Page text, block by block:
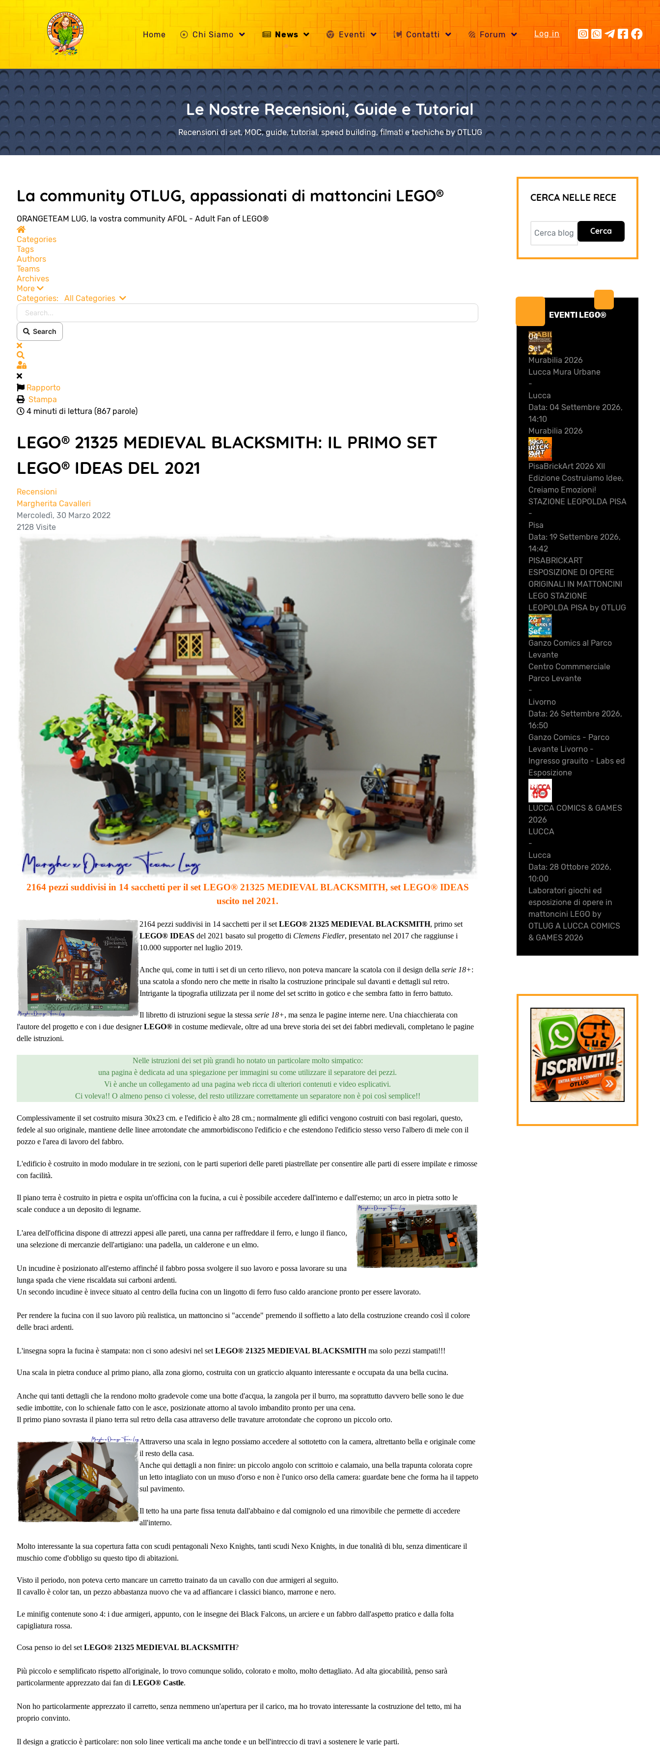
Home Chi Siamo News Eventi Contatti Forum Log in
Le Nostre Recensioni, Guide e Tutorial
Recensioni di set, MOC, guide, tutorial, speed building, filmati e techiche by OTLUG
La community OTLUG, appassionati di mattoncini LEGO®
ORANGETEAM LUG, la vostra community AFOL - Adult Fan of LEGO®
Home
Categories
Tags
Authors
Teams
Archives
More
Categories:
All Categories Search...
Search
x
Sign In
Rapporto
Stampa
4 minuti di lettura (867 parole)
LEGO® 21325 MEDIEVAL BLACKSMITH: IL PRIMO SET
LEGO® IDEAS DEL 2021
Recensioni
Margherita Cavalleri
Mercoledì, 30 Marzo 2022
2128 Visite
2164 pezzi suddivisi in 14 sacchetti per il set LEGO® 21325 MEDIEVAL BLACKSMITH, set LEGO® IDEAS
uscito nel 2021.
2164 pezzi suddivisi in 14 sacchetti per il set LEGO® 21325 MEDIEVAL BLACKSMITH, primo set
LEGO® IDEAS del 2021 basato sul progetto di Clemens Fiedler, presentato nel 2017 che raggiunse i
10.000 supporter nel luglio 2019.
Anche qui, come in tutti i set di un certo rilievo, non poteva mancare la scatola con il design della serie 18+:
una scatola a sfondo nero che mette in risalto la costruzione principale sul davanti e dettagli sul retro.
Intrigante la tipografia utilizzata per il nome del set scritto in gotico e che sembra fatto in ferro battuto.
Il libretto di istruzioni segue la stessa serie 18+, ma senza le pagine interne nere. Una chiacchierata con
l'autore del progetto e con i due designerLEGO® in costume medievale, oltre ad una breve storia dei set dei fabbri medievali, completano le pagine
delle istruzioni.
Nelle istruzioni dei set più grandi ho notato un particolare molto simpatico:
una pagina è dedicata ad una spiegazione per immagini su come utilizzare il separatore dei pezzi.
Vi è anche un collegamento ad una pagina web ricca di ulteriori contenuti e video esplicativi.
Ci voleva!! O almeno penso ci volesse, del resto utilizzare correttamente un separatore non è poi così semplice!!
Complessivamente il set costruito misura 30x23 cm. e l'edificio è alto 28 cm.; normalmente gli edifici vengono costruiti con basi regolari, questo,
fedele al suo originale, mantiene delle linee arrotondate che ammorbidiscono l'edificio e che estendono l'edificio stesso verso l'albero di mele con il
pozzo e l'area di lavoro del fabbro.
L'edificio è costruito in modo modulare in tre sezioni, con le parti superiori delle pareti piastrellate per consentire alle parti di essere impilate e rimosse
con facilità.
Il piano terra è costruito in pietra e ospita un'officina con la fucina, a cui è possibile accedere dall'interno e dall'esterno; un arco in pietra sotto le
scale conduce a un deposito di legname.
L'area dell'officina dispone di attrezzi appesi alle pareti, una canna per raffreddare il ferro, e lungo il fianco,
una selezione di mercanzie dell'artigiano: una padella, un calderone e un elmo.
Un incudine è posizionato all'esterno affinché il fabbro possa svolgere il suo lavoro e possa lavorare su una
lunga spada che viene riscaldata sui carboni ardenti.
Un secondo incudine è invece situato al centro della fucina con un lingotto di ferro fuso caldo arancione pronto per essere lavorato.
Per rendere la fucina con il suo lavoro più realistica, un mattoncino si "accende" premendo il soffietto a lato della costruzione creando così il colore
delle braci ardenti.
L'insegna sopra la fucina è stampata: non ci sono adesivi nel set LEGO® 21325 MEDIEVAL BLACKSMITHma solo pezzi stampati!!!
Una scala in pietra conduce al primo piano, alla zona giorno, costruita con un graticcio alquanto interessante e occupata da una bella cucina.
Anche qui tanti dettagli che la rendono molto gradevole come una botte d'acqua, la zangola per il burro, ma soprattutto davvero belle sono le due
sedie imbottite, con lo schienale fatto con le asce, posizionate attorno al tavolo imbandito pronto per una cena.
Il primo piano sovrasta il piano terra sul retro della casa attraverso delle travature arrotondate che coprono un piccolo orto.
Attraverso una scala in legno possiamo accedere al sottotetto con la camera, altrettanto bella e originale come
il resto della casa.
Anche qui dettagli a non finire: un piccolo angolo con scrittoio e calamaio, una bella trapunta colorata copre
un letto intagliato con un muso d'orso e non è l'unico orso della camera: guardate bene che forma ha il tappeto
sul pavimento.
Il tetto ha una parte fissa tenuta dall'abbaino e dal comignolo ed una rimovibile che permette di accedere
all'interno.
Molto interessante la sua copertura fatta con scudi pentagonali Nexo Knights, tanti scudi Nexo Knights, in due tonalità di blu, senza dimenticare il
muschio come d'obbligo su questo tipo di abitazioni.
Visto il periodo, non poteva certo mancare un carretto trainato da un cavallo con due armigeri al seguito.
Il cavallo è color tan, un pezzo abbastanza nuovo che va ad affiancare i classici bianco, marrone e nero.
Le minifig contenute sono 4: i due armigeri, appunto, con le insegne dei Black Falcons, un arciere e un fabbro dall'aspetto pratico e dalla folta
capigliatura rossa.
Cosa penso io del set LEGO® 21325 MEDIEVAL BLACKSMITH?
Più piccolo e semplificato rispetto all'originale, lo trovo comunque solido, colorato e molto, molto dettagliato. Ad alta giocabilità, penso sarà
particolarmente apprezzato dai fan di LEGO® Castle.
Non ho particolarmente apprezzato il carretto, senza nemmeno un'apertura per il carico, ma ho trovato interessante la costruzione del tetto, mi ha
proprio convinto.
Il design a graticcio è particolare: non solo linee verticali ma anche tonde e un bell'intreccio di travi a sostenere le varie parti.
CERCA NELLE RECE
Cerca
EVENTI LEGO®
04
Set
Murabilia 2026
Lucca Mura Urbane
-
Lucca
Data: 04 Settembre 2026,
14:10
Murabilia 2026
19
Set
PisaBrickArt 2026 XII
Edizione Costruiamo Idee,
Creiamo Emozioni!
STAZIONE LEOPOLDA PISA
-
Pisa
Data: 19 Settembre 2026,
14:42
PISABRICKART
ESPOSIZIONE DI OPERE
ORIGINALI IN MATTONCINI
LEGO STAZIONE
LEOPOLDA PISA by OTLUG
26
Set
Ganzo Comics al Parco
Levante
Centro Commmerciale
Parco Levante
-
Livorno
Data: 26 Settembre 2026,
16:50
Ganzo Comics - Parco
Levante Livorno -
Ingresso grauito - Labs ed
Esposizione
28
Ott
LUCCA COMICS & GAMES
2026
LUCCA
-
Lucca
Data: 28 Ottobre 2026,
10:00
Laboratori giochi ed
esposizione di opere in
mattoncini LEGO by
OTLUG A LUCCA COMICS
& GAMES 2026